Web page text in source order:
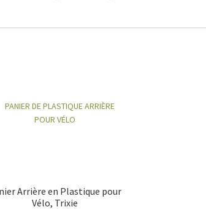
Arrière en Plastique pour
Vélo, Trixie